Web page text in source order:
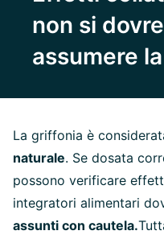
non si
assumere
La griffonia è
naturale. Se dosata
possono verificare
integratori alimentari
assunti con cautela.